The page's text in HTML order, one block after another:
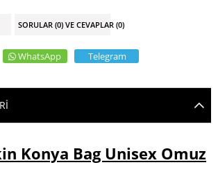
SORULAR (0) VE CEVAPLAR (0)
WhatsApp Telegram
Konya Bag Unisex Omuz